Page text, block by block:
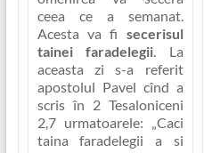
ceea ce a semanat.
Acesta va fi secerisul
tainei faradelegii. La
aceasta zi s-a referit
apostolul Pavel cînd a
scris în 2 Tesaloniceni
2,7 urmatoarele: „Caci
taina faradelegii a si